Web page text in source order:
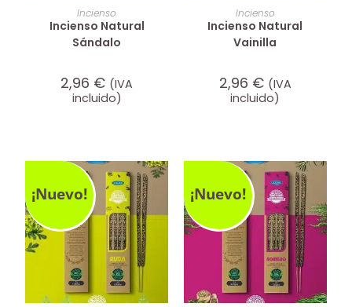
AÑADIR AL CARRITO
Incienso
Incienso Natural
Sándalo
2,96 € (IVA
incluido)
AÑADIR AL CARRITO
Incienso
Incienso Natural
Vainilla
2,96 € (IVA
incluido)
¡Nuevo! ¡Nuevo!